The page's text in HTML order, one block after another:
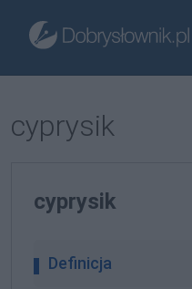
cyprysik
cyprysik
Definicja